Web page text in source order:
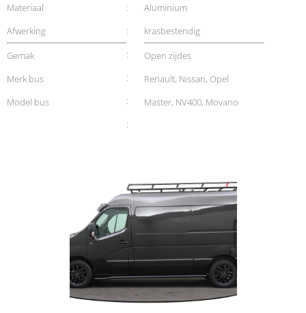
Materiaal
Afwerking
Gemak
Merk bus
Model bus
:
:
:
:
:
:
Aluminium
krasbestendig
Open zijdes
Renault, Nissan, Opel
Master, NV400, Movano